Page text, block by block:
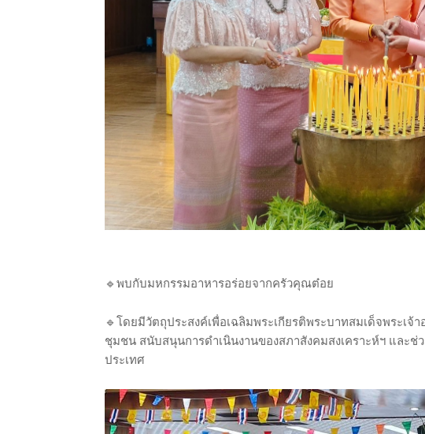
🔹พบกับมหกรรมอาหารอร่อยจากครัวคุณต๋อย
🔹โดยมีวัตถุประสงค์เพื่อเฉลิมพระเกียรติพระบาทสมเด็จพระเ
ชุมชน สนับสนุนการดำเนินงานของสภาสังคมสงเคราะห์ฯ และ
ประเทศ